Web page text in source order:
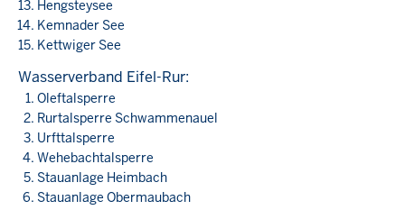
Hengsteysee
Kemnader See
Kettwiger See
Wasserverband Eifel-Rur:
Oleftalsperre
Rurtalsperre Schwammenauel
Urfttalsperre
Wehebachtalsperre
Stauanlage Heimbach
Stauanlage Obermaubach